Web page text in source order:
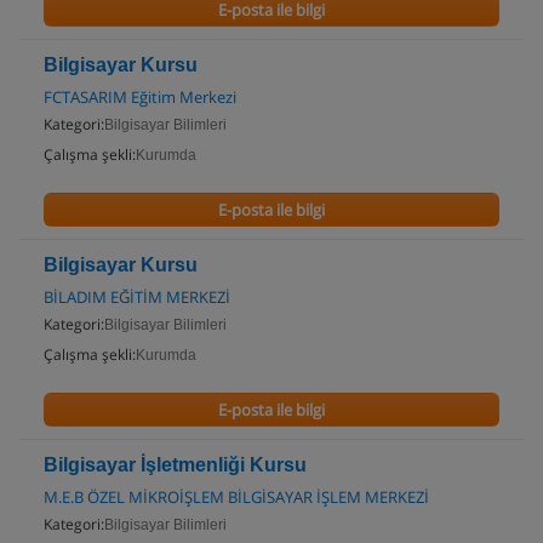
E-posta ile bilgi
Bilgisayar Kursu
FCTASARIM Eğitim Merkezi
Kategori: Bilgisayar Bilimleri
Çalışma şekli: Kurumda
E-posta ile bilgi
Bilgisayar Kursu
BİLADIM EĞİTİM MERKEZİ
Kategori: Bilgisayar Bilimleri
Çalışma şekli: Kurumda
E-posta ile bilgi
Bilgisayar İşletmenliği Kursu
M.E.B ÖZEL MİKROİŞLEM BİLGİSAYAR İŞLEM MERKEZİ
Kategori: Bilgisayar Bilimleri